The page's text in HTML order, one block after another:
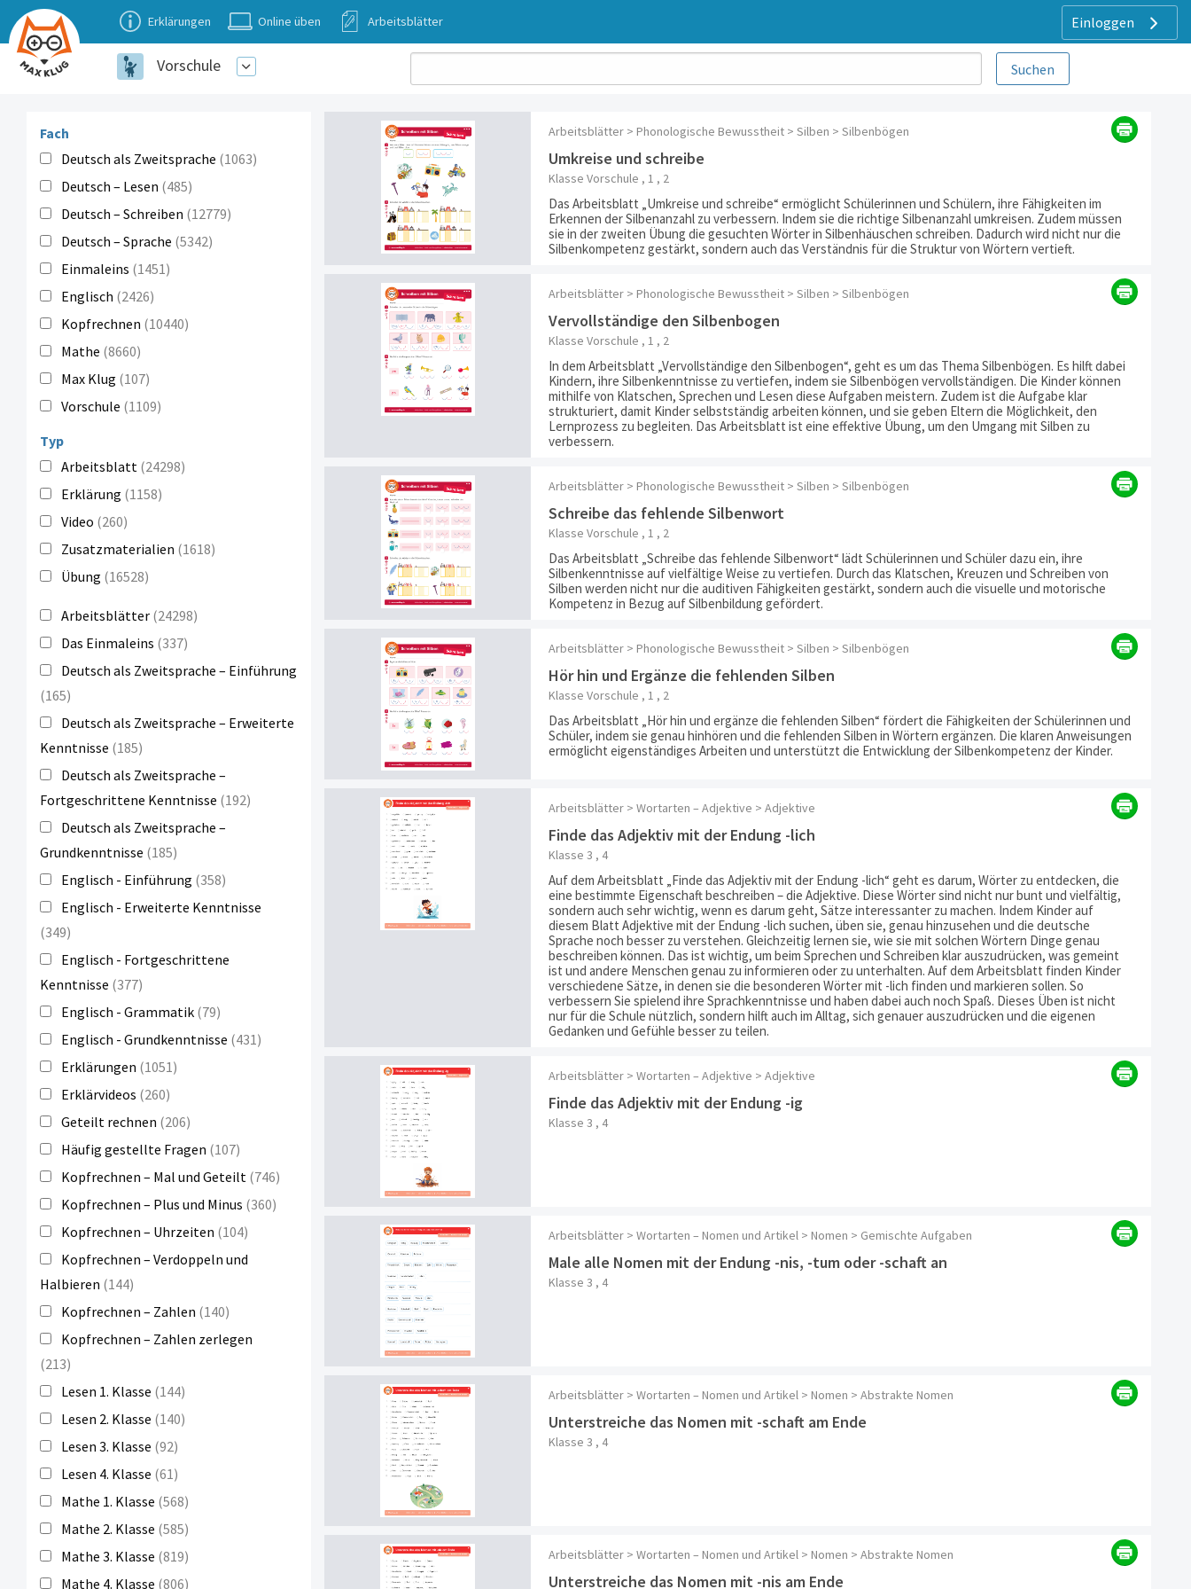
Einloggen
Erklärungen Online üben Arbeitsblätter
Vorschule
Fach
Deutsch als Zweitsprache (1063)
Deutsch – Lesen (485)
Deutsch – Schreiben (12779)
Deutsch – Sprache (5342)
Einmaleins (1451)
Englisch (2426)
Kopfrechnen (10440)
Mathe (8660)
Max Klug (107)
Vorschule (1109)
Typ
Arbeitsblatt (24298)
Erklärung (1158)
Video (260)
Zusatzmaterialien (1618)
Übung (16528)
Arbeitsblätter (24298)
Das Einmaleins (337)
Deutsch als Zweitsprache – Einführung
(165)
Deutsch als Zweitsprache – Erweiterte
Kenntnisse (185)
Deutsch als Zweitsprache –
Fortgeschrittene Kenntnisse (192)
Deutsch als Zweitsprache –
Grundkenntnisse (185)
Englisch - Einführung (358)
Englisch - Erweiterte Kenntnisse
(349)
Englisch - Fortgeschrittene
Kenntnisse (377)
Englisch - Grammatik (79)
Englisch - Grundkenntnisse (431)
Erklärungen (1051)
Erklärvideos (260)
Geteilt rechnen (206)
Häufig gestellte Fragen (107)
Kopfrechnen – Mal und Geteilt (746)
Kopfrechnen – Plus und Minus (360)
Kopfrechnen – Uhrzeiten (104)
Kopfrechnen – Verdoppeln und
Halbieren (144)
Kopfrechnen – Zahlen (140)
Kopfrechnen – Zahlen zerlegen
(213)
Lesen 1. Klasse (144)
Lesen 2. Klasse (140)
Lesen 3. Klasse (92)
Lesen 4. Klasse (61)
Mathe 1. Klasse (568)
Mathe 2. Klasse (585)
Mathe 3. Klasse (819)
Mathe 4. Klasse (806)
Arbeitsblätter > Phonologische Bewusstheit > Silben > Silbenbögen
Umkreise und schreibe
Klasse Vorschule , 1 , 2
Das Arbeitsblatt „Umkreise und schreibe“ ermöglicht Schülerinnen und Schülern, ihre Fähigkeiten im
Erkennen der Silbenanzahl zu verbessern. Indem sie die richtige Silbenanzahl umkreisen. Zudem müssen
sie in der zweiten Übung die gesuchten Wörter in Silbenhäuschen schreiben. Dadurch wird nicht nur die
Silbenkompetenz gestärkt, sondern auch das Verständnis für die Struktur von Wörtern vertieft.
Arbeitsblätter > Phonologische Bewusstheit > Silben > Silbenbögen
Vervollständige den Silbenbogen
Klasse Vorschule , 1 , 2
In dem Arbeitsblatt „Vervollständige den Silbenbogen“, geht es um das Thema Silbenbögen. Es hilft dabei
Kindern, ihre Silbenkenntnisse zu vertiefen, indem sie Silbenbögen vervollständigen. Die Kinder können
mithilfe von Klatschen, Sprechen und Lesen diese Aufgaben meistern. Zudem ist die Aufgabe klar
strukturiert, damit Kinder selbstständig arbeiten können, und sie geben Eltern die Möglichkeit, den
Lernprozess zu begleiten. Das Arbeitsblatt ist eine effektive Übung, um den Umgang mit Silben zu
verbessern.
Arbeitsblätter > Phonologische Bewusstheit > Silben > Silbenbögen
Schreibe das fehlende Silbenwort
Klasse Vorschule , 1 , 2
Das Arbeitsblatt „Schreibe das fehlende Silbenwort“ lädt Schülerinnen und Schüler dazu ein, ihre
Silbenkenntnisse auf vielfältige Weise zu vertiefen. Durch das Klatschen, Kreuzen und Schreiben von
Silben werden nicht nur die auditiven Fähigkeiten gestärkt, sondern auch die visuelle und motorische
Kompetenz in Bezug auf Silbenbildung gefördert.
Arbeitsblätter > Phonologische Bewusstheit > Silben > Silbenbögen
Hör hin und Ergänze die fehlenden Silben
Klasse Vorschule , 1 , 2
Das Arbeitsblatt „Hör hin und ergänze die fehlenden Silben“ fördert die Fähigkeiten der Schülerinnen und
Schüler, indem sie genau hinhören und die fehlenden Silben in Wörtern ergänzen. Die klaren Anweisungen
ermöglicht eigenständiges Arbeiten und unterstützt die Entwicklung der Silbenkompetenz der Kinder.
Arbeitsblätter > Wortarten – Adjektive > Adjektive
Finde das Adjektiv mit der Endung -lich
Klasse 3 , 4
Auf dem Arbeitsblatt „Finde das Adjektiv mit der Endung -lich“ geht es darum, Wörter zu entdecken, die
eine bestimmte Eigenschaft beschreiben – die Adjektive. Diese Wörter sind nicht nur bunt und vielfältig,
sondern auch sehr wichtig, wenn es darum geht, Sätze interessanter zu machen. Indem Kinder auf
diesem Blatt Adjektive mit der Endung -lich suchen, üben sie, genau hinzusehen und die deutsche
Sprache noch besser zu verstehen. Gleichzeitig lernen sie, wie sie mit solchen Wörtern Dinge genau
beschreiben können. Das ist wichtig, um beim Sprechen und Schreiben klar auszudrücken, was gemeint
ist und andere Menschen genau zu informieren oder zu unterhalten. Auf dem Arbeitsblatt finden Kinder
verschiedene Sätze, in denen sie die besonderen Wörter mit -lich finden und markieren sollen. So
verbessern Sie spielend ihre Sprachkenntnisse und haben dabei auch noch Spaß. Dieses Üben ist nicht
nur für die Schule nützlich, sondern hilft auch im Alltag, sich genauer auszudrücken und die eigenen
Gedanken und Gefühle besser zu teilen.
Arbeitsblätter > Wortarten – Adjektive > Adjektive
Finde das Adjektiv mit der Endung -ig
Klasse 3 , 4
Arbeitsblätter > Wortarten – Nomen und Artikel > Nomen > Gemischte Aufgaben
Male alle Nomen mit der Endung -nis, -tum oder -schaft an
Klasse 3 , 4
Arbeitsblätter > Wortarten – Nomen und Artikel > Nomen > Abstrakte Nomen
Unterstreiche das Nomen mit -schaft am Ende
Klasse 3 , 4
Arbeitsblätter > Wortarten – Nomen und Artikel > Nomen > Abstrakte Nomen
Unterstreiche das Nomen mit -nis am Ende